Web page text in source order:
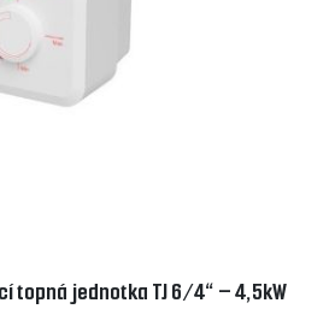
topná jednotka TJ 6/4“ – 4,5kW